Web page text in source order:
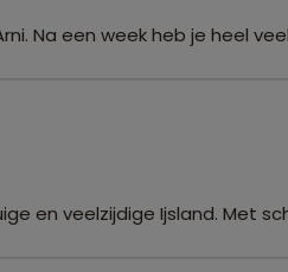
Na een week heb je heel
en veelzijdige Ijsland. Met